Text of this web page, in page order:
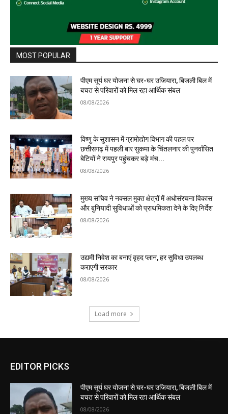
MOST POPULAR
पीएम सूर्य घर योजना से घर-घर उजियारा, बिजली बिल में
बचत से परिवारों को मिल रहा आर्थिक संबल
08/08/2026
विष्णु के सुशासन में ग्रामोद्योग विभाग की पहल पर
छत्तीसगढ़ में पहली बार सुकमा के चिंतलनार की पुनर्वासित
बेटियों ने रायपुर पहुंचकर बड़े मंच...
08/08/2026
मुख्य सचिव ने नक्सल मुक्त क्षेत्रों में अधोसंरचना विकास
और बुनियादी सुविधाओं को प्राथमिकता देने के दिए निर्देश
08/08/2026
उद्यमी निवेश का बनाएं वृहद प्लान, हर सुविधा उपलब्ध
कराएगी सरकार
08/08/2026
Load more
EDITOR PICKS
पीएम सूर्य घर योजना से घर-घर उजियारा, बिजली बिल में
बचत से परिवारों को मिल रहा आर्थिक संबल
08/08/2026